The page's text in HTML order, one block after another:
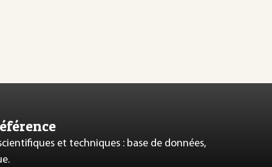
et techniques : base de données,